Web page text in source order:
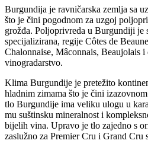
Burgundija je ravničarska zemlja sa
što je čini pogodnom za uzgoj
grožđa. Poljoprivreda u Burgundiji je
specijalizirana, regije Côtes de
Chalonnaise, Mâconnais, Beaujolais
vinogradarstvo.
Klima Burgundije je pretežito
hladnim zimama što je čini
tlo Burgundije ima veliku ulogu u
mu suštinsku mineralnost i
bijelih vina. Upravo je tlo zajedno s
zaslužno za Premier Cru i Grand Cru